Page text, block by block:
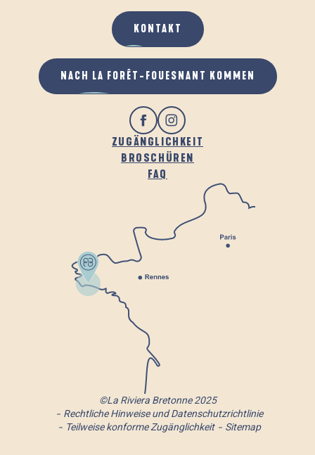
ZUGÄNGLICHKEIT
BROSCHÜREN
FAQ
KONTAKT
NACH LA FORÊT-FOUESNANT KOMMEN
©La Riviera Bretonne 2025
Rechtliche Hinweise und Datenschutzrichtlinie
Teilweise konforme Zugänglichkeit
Sitemap